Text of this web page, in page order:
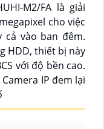
M2/FA là giải
cho việc
vào ban đêm.
HDD, thiết bị này
với độ bền cao.
IP đem lại